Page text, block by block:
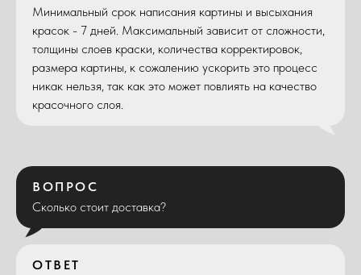
Минимальный срок написания картины и высыхания
красок - 7 дней. Максимальный зависит от сложности,
толщины слоев краски, количества корректировок,
размера картины, к сожалению ускорить это процесс
никак нельзя, так как это может повлиять на качество
красочного слоя.
ВОПРОС
Сколько стоит доставка?
ОТВЕТ